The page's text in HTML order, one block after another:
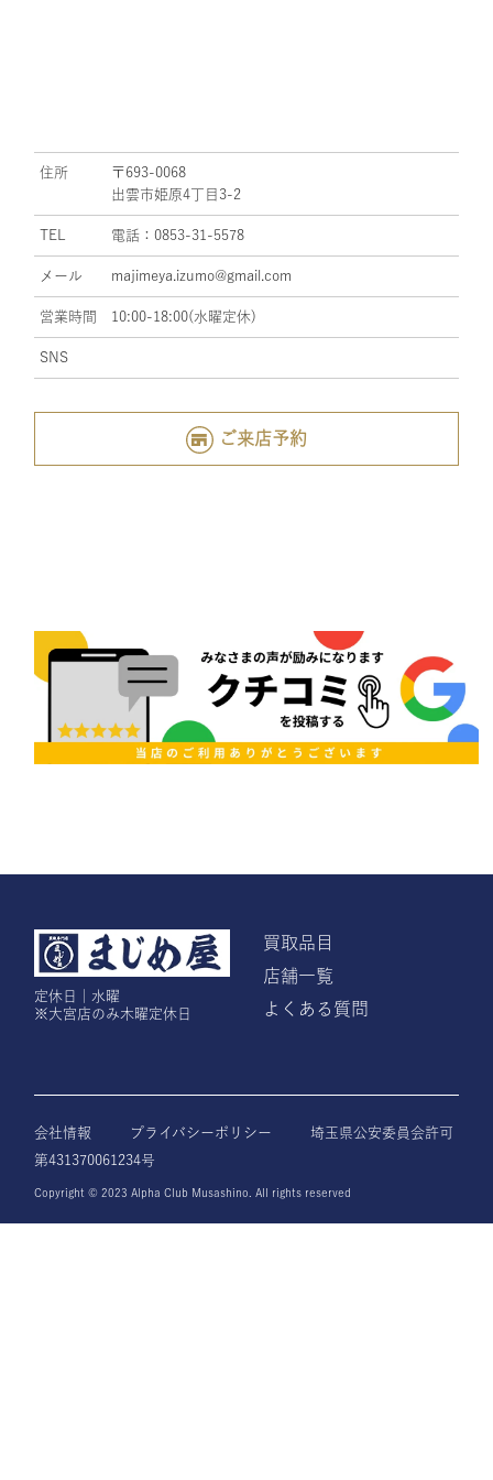
住所
〒693-0068
出雲市姫原4丁目3-2
TEL 電話：0853-31-5578
メール majimeya.izumo@gmail.com
営業時間 10:00-18:00(水曜定休)
SNS
ご来店予約
定休日｜水曜
※大宮店のみ木曜定休日
買取品目
店舗一覧
よくある質問
会社情報 プライバシーポリシー
埼玉県公安委員会許可
第431370061234号
Copyright © 2023 Alpha Club Musashino. All rights reserved